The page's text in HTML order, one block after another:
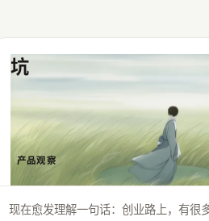
坑
产品观察
现在愈发理解一句话：创业路上，有很